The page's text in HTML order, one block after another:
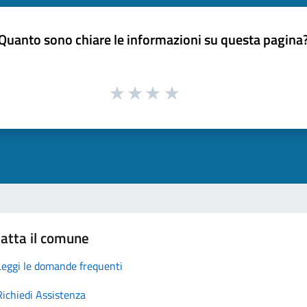
sono chiare le informazioni su questa
il comune
le domande frequenti
Assistenza